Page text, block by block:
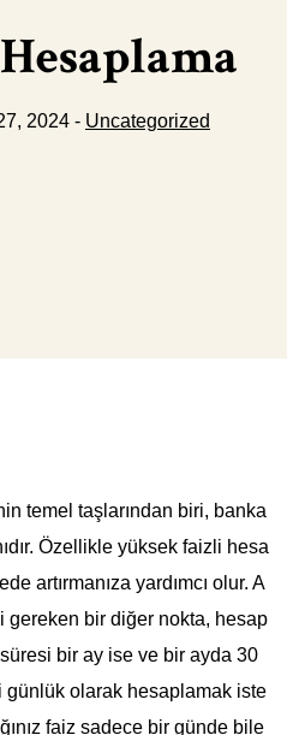
2024 - Uncategorized
temel taşlarından biri, banka
Özellikle yüksek faizli hesa
artırmanıza yardımcı olur. A
gereken bir diğer nokta, hesap
bir ay ise ve bir ayda 30
olarak hesaplamak iste
faiz sadece bir günde bile